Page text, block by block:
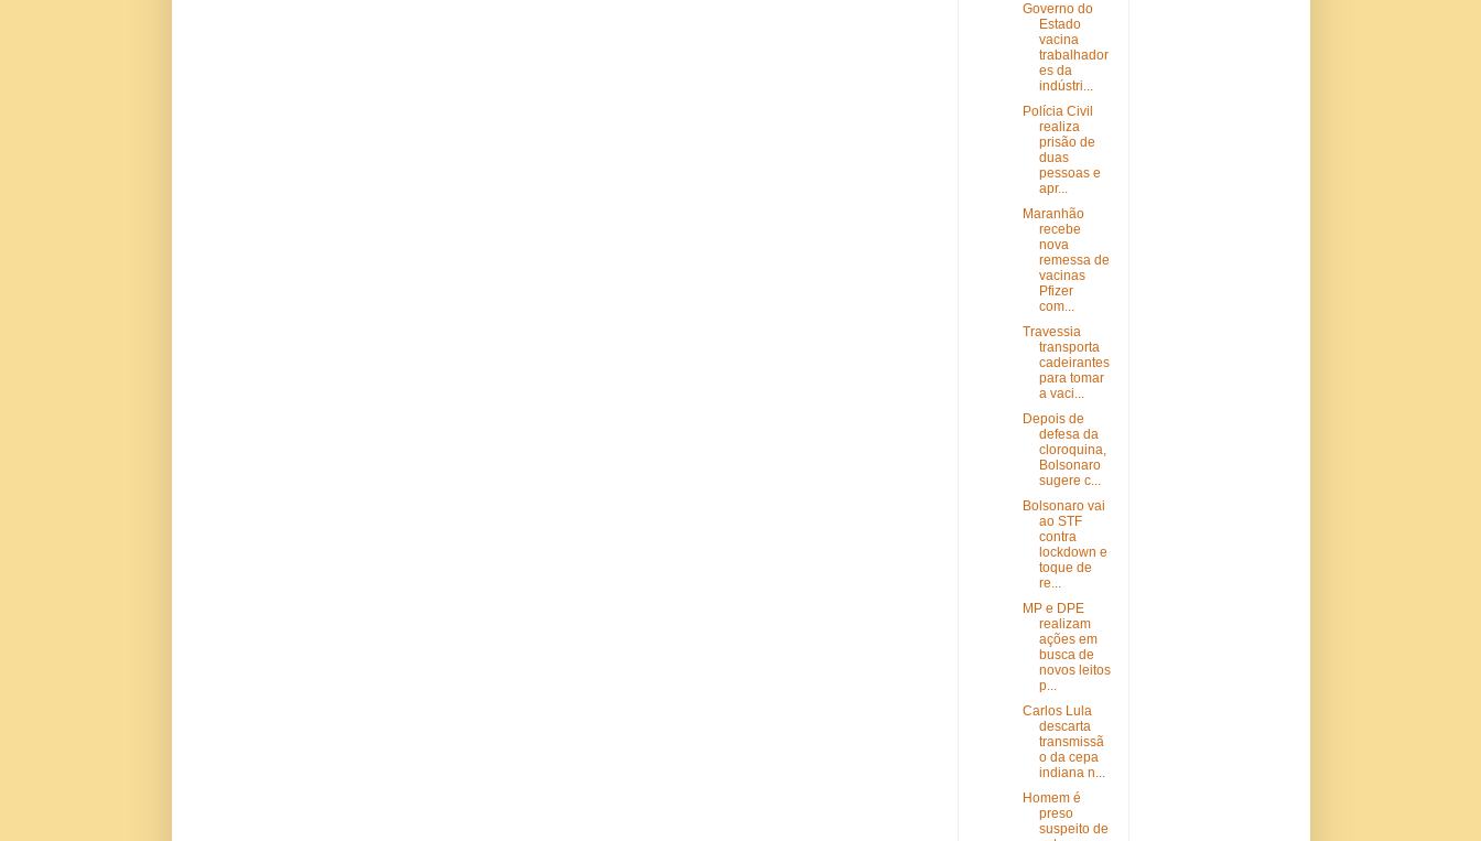
Governo do
Estado
vacina
trabalhador
es da
indústri...
Polícia Civil
realiza
prisão de
duas
pessoas e
apr...
Maranhão
recebe
nova
remessa de
vacinas
Pfizer
com...
Travessia
transporta
cadeirantes
para tomar
a vaci...
Depois de
defesa da
cloroquina,
Bolsonaro
sugere c...
Bolsonaro vai
ao STF
contra
lockdown e
toque de
re...
MP e DPE
realizam
ações em
busca de
novos leitos
p...
Carlos Lula
descarta
transmissã
o da cepa
indiana n...
Homem é
preso
suspeito de